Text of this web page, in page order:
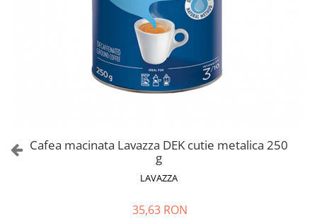
Cafea macinata Lavazza DEK cutie metalica 250
g
LAVAZZA
35,63 RON